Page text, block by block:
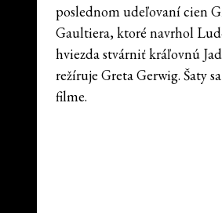
poslednom udeľovaní cien
Gaultiera, ktoré navrhol
hviezda stvárniť kráľovnú
režíruje Greta Gerwig. Šaty
filme.